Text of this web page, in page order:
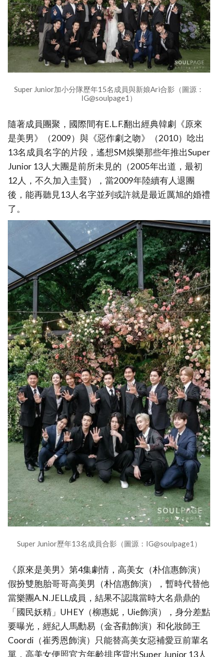
Super Junior加小分隊歷年15名成員與新娘Ari合影（圖源：
IG@soulpage1）
隨著成員團聚，國際間有E.L.F.翻出經典韓劇《原來
是美男》（2009）與《惡作劇之吻》（2010）唸出
13名成員名字的片段，遙想SM娛樂那些年推出Super
Junior 13人大團是前所未見的（2005年出道，最初
12人，不久加入圭賢），當2009年陸續有人退團
後，能再聽見13人名字並列或許就是最近厲旭的婚禮
了。
Super Junior歷年13名成員合影（圖源：IG@soulpage1）
《原來是美男》第4集劇情，高美女（朴信惠飾演）
假扮雙胞胎哥哥高美男（朴信惠飾演），暫時代替他
當樂團A.N.JELL成員，結果不認識當時大名鼎鼎的
「國民妖精」UHEY（柳惠妮，Uie飾演），身分差點
要曝光，經紀人馬勳易（金吝勸飾演）和化妝師王
Coordi（崔秀恩飾演）只能替高美女惡補愛豆前輩名
單，高美女便照官方年齡排序背出Super Junior 13人